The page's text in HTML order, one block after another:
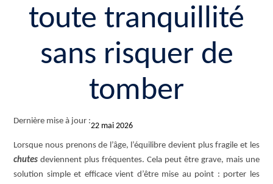
toute tranquillité
sans risquer de
tomber
Dernière mise à jour :
22 mai 2026
Lorsque nous prenons de l’âge, l’équilibre devient plus fragile et les
chutesdeviennent plus fréquentes. Cela peut être grave, mais une
solution simple et efficace vient d’être mise au point : porter les